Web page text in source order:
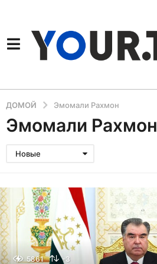
ДОМОЙ Эмомали Рахмон
Эмомали Рахмон
Новые
5861 -3